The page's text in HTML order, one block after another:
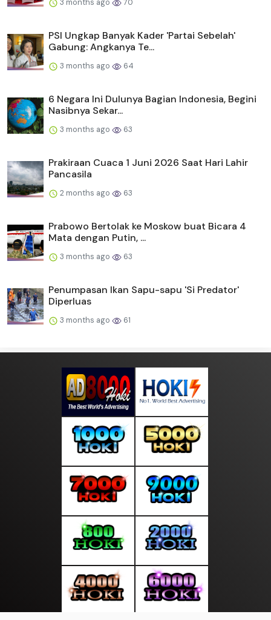
3 months ago 70
PSI Ungkap Banyak Kader 'Partai Sebelah'
Gabung: Angkanya Te...
3 months ago 64
6 Negara Ini Dulunya Bagian Indonesia, Begini
Nasibnya Sekar...
3 months ago 63
Prakiraan Cuaca 1 Juni 2026 Saat Hari Lahir
Pancasila
2 months ago 63
Prabowo Bertolak ke Moskow buat Bicara 4
Mata dengan Putin, ...
3 months ago 63
Penumpasan Ikan Sapu-sapu 'Si Predator'
Diperluas
3 months ago 61